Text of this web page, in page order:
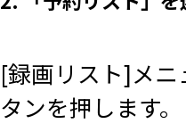
[録画リスト]メ
タンを押します。